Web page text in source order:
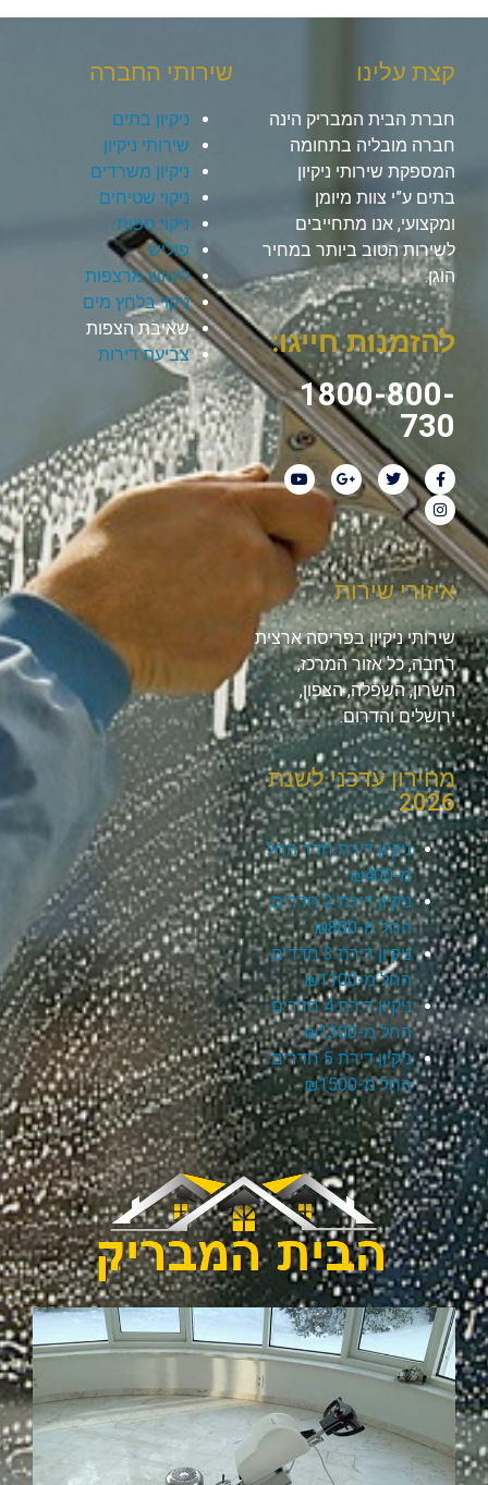
קצת עלינו
חברת הבית המבריק הינה
חברה מובליה בתחומה
המספקת שירותי ניקיון
בתים ע”י צוות מיומן
ומקצועי, אנו מתחייבים
לשירות הטוב ביותר במחיר
הוגן.
להזמנות חייגו:
1800-800-
730
שירותי החברה
ניקיון בתים
שירותי ניקיון
ניקיון משרדים
ניקוי שטיחים
ניקוי ספות
פוליש
ליטוש מרצפות
ניקוי בלחץ מים
שאיבת הצפות
צביעת דירות
איזורי שירות
שירותי ניקיון בפריסה ארצית
רחבה, כל אזור המרכז,
השרון, השפלה, הצפון,
ירושלים והדרום.
מחירון עדכני לשנת
2026
ניקיון דירת חדר החל
מ-₪400
ניקיון דירת 2 חדרים
החל מ-₪800
ניקיון דירת 3 חדרים
החל מ-₪1100
ניקיון דירת 4 חדרים
החל מ-₪1300
ניקיון דירת 5 חדרים
החל מ-₪1500